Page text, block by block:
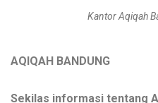
Kantor Aqiqah
AQIQAH BANDUNG
Sekilas informasi tentang